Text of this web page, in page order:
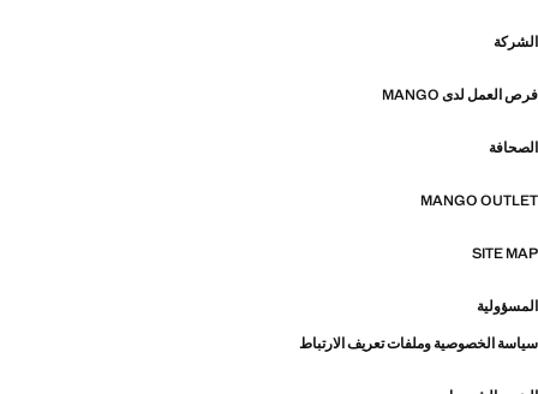
الشركة
فرص العمل لدى MANGO
الصحافة
MANGO OUTLET
SITE MAP
المسؤولية
سياسة الخصوصية وملفات تعريف الارتباط